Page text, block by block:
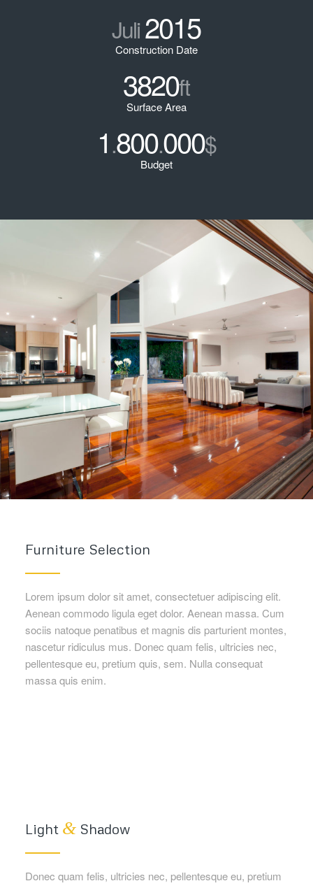
Juli2015
Construction Date
3820ft
Surface Area
1.800.000$
Budget
Furniture Selection
Lorem ipsum dolor sit amet, consectetuer adipiscing elit.
Aenean commodo ligula eget dolor. Aenean massa. Cum
sociis natoque penatibus et magnis dis parturient montes,
nascetur ridiculus mus. Donec quam felis, ultricies nec,
pellentesque eu, pretium quis, sem. Nulla consequat
massa quis enim.
Light &Shadow
Donec quam felis, ultricies nec, pellentesque eu, pretium